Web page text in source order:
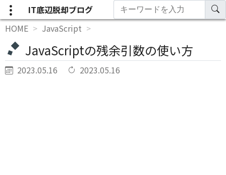
IT底辺脱却ブログ
HOME
JavaScript
JavaScriptの残余引数の使い方
2023.05.16 2023.05.16